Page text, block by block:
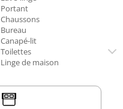
Portant
Chaussons
Bureau
Canapé-lit
Toilettes
Linge de maison